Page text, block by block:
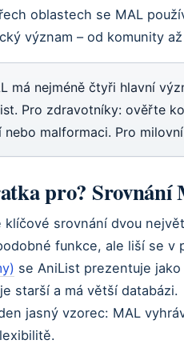
oblastech se MAL
význam – od komunity
má nejméně čtyři hlavní
Pro zdravotníky: ověřte
nebo malformaci. Pro
pro?
klíčové srovnání dvou
funkce, ale liší se v
se AniList prezentuje
starší a má větší databázi.
jasný vzorec: MAL